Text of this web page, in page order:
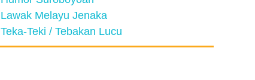
Lawak Melayu Jenaka
Teka-Teki / Tebakan Lucu